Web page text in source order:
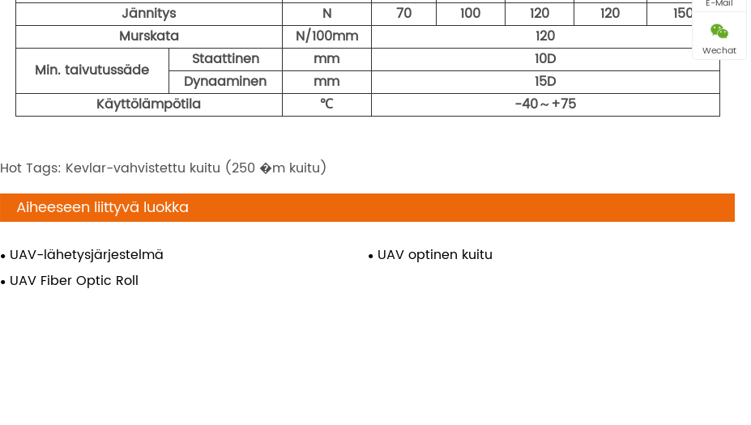
Jännitys
N 70 100 120 120
150
Murskata
N/100mm
120
Min. taivutussäde
Staattinen mm
10D
Dynaaminen
mm
15D
Käyttölämpötila
℃ -40～+75
Hot Tags: Kevlar-vahvistettu kuitu (250 �m kuitu)
Aiheeseen liittyvä luokka
UAV-lähetysjärjestelmä
UAV optinen kuitu
UAV Fiber Optic Roll
E-Mail
Wechat